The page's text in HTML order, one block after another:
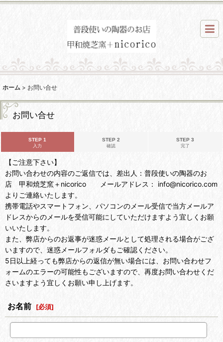
ホーム > お問い合せ
お問い合せ
STEP 1
入力
STEP 2
確認
STEP 3
完了
【ご注意下さい】
お問い合わせの内容のご返信では、差出人：普段使いの陶器のお
店 甲和焼芝窯＋nicorico メールアドレス： info@nicorico.com
よりご連絡いたします。
携帯電話やスマートフォン、パソコンのメール受信で当方メールア
ドレスからのメールを受信可能にしていただけますよう宜しくお願
いいたします。
また、弊店からのお返事が迷惑メールとして処理される場合がござ
いますので、迷惑メールフォルダもご確認ください。
5日以上経っても弊店からの返信が無い場合には、お問い合わせフ
ォームのエラーの可能性もございますので、再度お問い合わせくだ
さいますよう宜しくお願い申し上げます。
お名前 [必須]